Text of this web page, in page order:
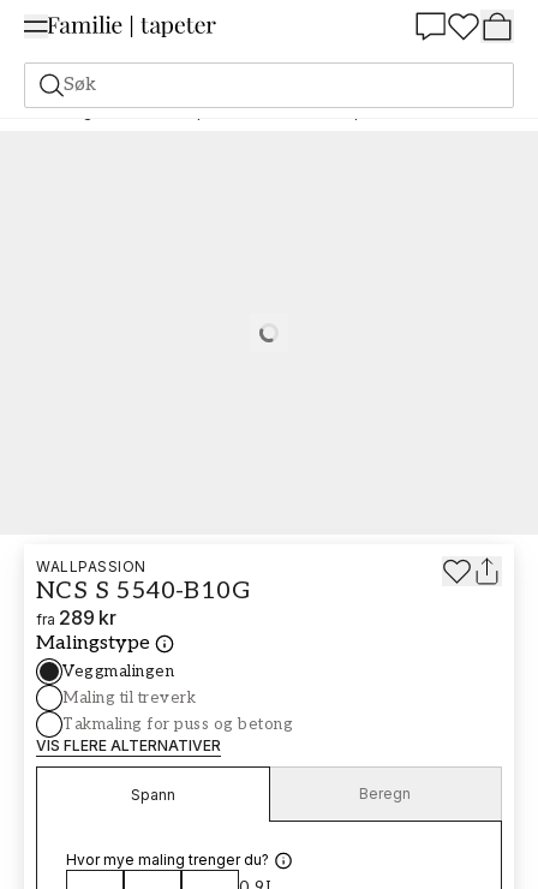
Søk
Maling Bestill basert på NCS Bestill basert på NCS 5540-B10G
Loading…
WALLPASSION
NCS S 5540-B10G
fra 289 kr
Malingstype
Veggmalingen
Maling til treverk
Takmaling for puss og betong
VIS FLERE ALTERNATIVER
Spann Beregn
Hvor mye maling trenger du?